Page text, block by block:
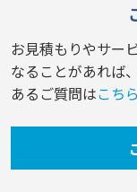
お見積もりやサー
なることがあれば
あるご質問はこちら